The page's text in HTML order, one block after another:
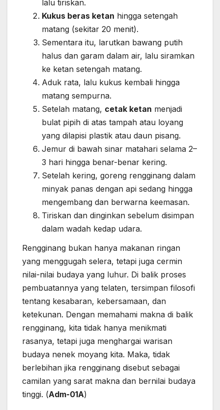
lalu tiriskan.
Kukus beras ketan hingga setengah
matang (sekitar 20 menit).
Sementara itu, larutkan bawang putih
halus dan garam dalam air, lalu siramkan
ke ketan setengah matang.
Aduk rata, lalu kukus kembali hingga
matang sempurna.
Setelah matang, cetak ketan menjadi
bulat pipih di atas tampah atau loyang
yang dilapisi plastik atau daun pisang.
Jemur di bawah sinar matahari selama 2–
3 hari hingga benar-benar kering.
Setelah kering, goreng rengginang dalam
minyak panas dengan api sedang hingga
mengembang dan berwarna keemasan.
Tiriskan dan dinginkan sebelum disimpan
dalam wadah kedap udara.
Rengginang bukan hanya makanan ringan
yang menggugah selera, tetapi juga cermin
nilai-nilai budaya yang luhur. Di balik proses
pembuatannya yang telaten, tersimpan filosofi
tentang kesabaran, kebersamaan, dan
ketekunan. Dengan memahami makna di balik
rengginang, kita tidak hanya menikmati
rasanya, tetapi juga menghargai warisan
budaya nenek moyang kita. Maka, tidak
berlebihan jika rengginang disebut sebagai
camilan yang sarat makna dan bernilai budaya
tinggi. (Adm-01A)